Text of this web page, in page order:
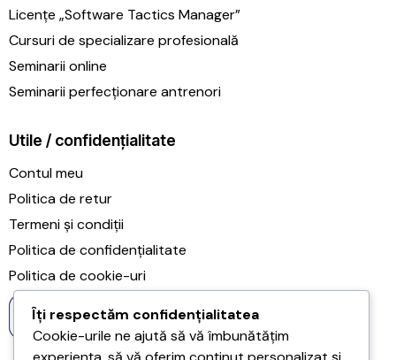
Licențe „Software Tactics Manager”
Cursuri de specializare profesională
Seminarii online
Seminarii perfecționare antrenori
Utile / confidențialitate
Contul meu
Politica de retur
Termeni și condiții
Politica de confidențialitate
Politica de cookie-uri
Îți respectăm confidențialitatea
Cookie-urile ne ajută să vă îmbunătățim